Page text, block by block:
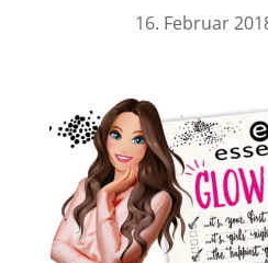
16. Februar